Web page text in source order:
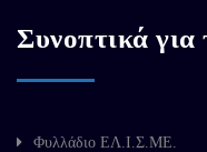
Συνοπτικά για
Φυλλάδιο ΕΛ.Ι.Σ.ΜΕ.